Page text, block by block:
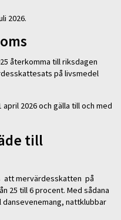
2026.
återkomma till riksdagen
på livsmedel
2026 och gälla till och med
till
att mervärdesskatten på
25 till 6 procent. Med sådana
nattklubbar